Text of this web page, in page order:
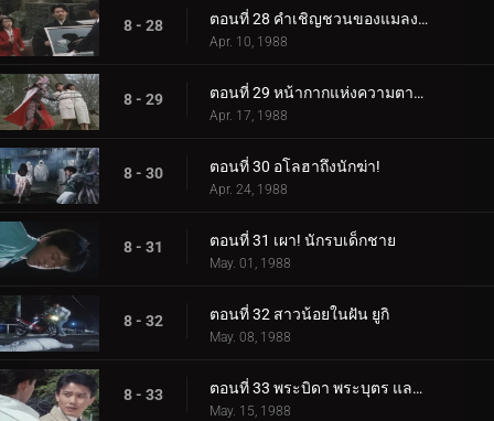
8 - 28 ตอนที่ 28 คำเชิญชวนของแมลงปีกแข็งสู่นรก
Apr. 10, 1988
8 - 29 ตอนที่ 29 หน้ากากแห่งความตายที่เป็นเป้าหมาย
Apr. 17, 1988
8 - 30 ตอนที่ 30 อโลฮาถึงนักฆ่า!
Apr. 24, 1988
8 - 31 ตอนที่ 31 เผา! นักรบเด็กชาย
May. 01, 1988
8 - 32 ตอนที่ 32 สาวน้อยในฝัน ยูกิ
May. 08, 1988
8 - 33 ตอนที่ 33 พระบิดา พระบุตร และแม่น้ำแห่งความรัก
May. 15, 1988